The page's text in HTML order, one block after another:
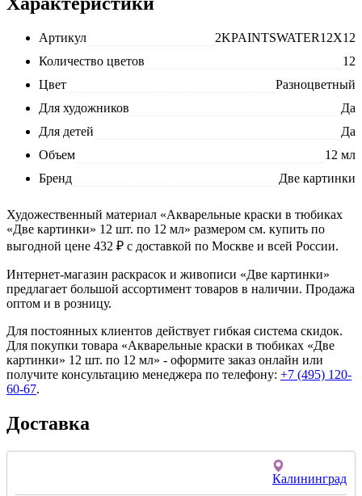
Артикул
2KPAINTSWATER12X12
Количество цветов
12
Цвет
Разноцветный
Для художников
Да
Для детей
Да
Объем
12 мл
Бренд
Две картинки
Художественный материал «Акварельные краски в тюбиках
«Две картинки» 12 шт. по 12 мл» размером см. купить по
выгодной цене 432 ₽ с доставкой по Москве и всей России.
Интернет-магазин раскрасок и живописи «Две картинки»
предлагает большой ассортимент товаров в наличии. Продажа
оптом и в розницу.
Для постоянных клиентов действует гибкая система скидок.
Для покупки товара «Акварельные краски в тюбиках «Две
картинки» 12 шт. по 12 мл» - оформите заказ онлайн или
получите консультацию менеджера по телефону: +7 (495) 120-
60-67.
Доставка
Калининград